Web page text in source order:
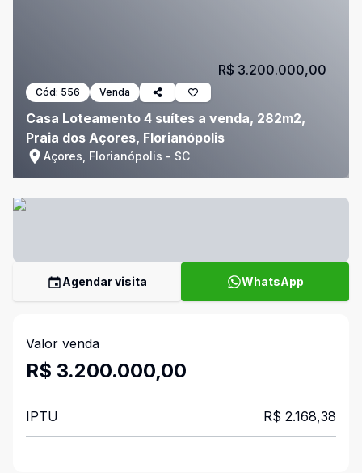
Cód: 556 Venda
Casa Loteamento 4 suítes a venda, 282m2,
Praia dos Açores, Florianópolis
Açores, Florianópolis - SC
R$ 3.200.000,00
Agendar visita WhatsApp
Valor venda
R$ 3.200.000,00
IPTU R$ 2.168,38